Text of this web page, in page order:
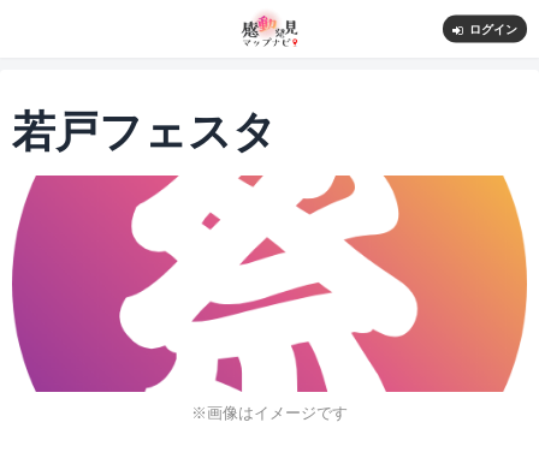
ログイン
若戸フェスタ
※画像はイメージです